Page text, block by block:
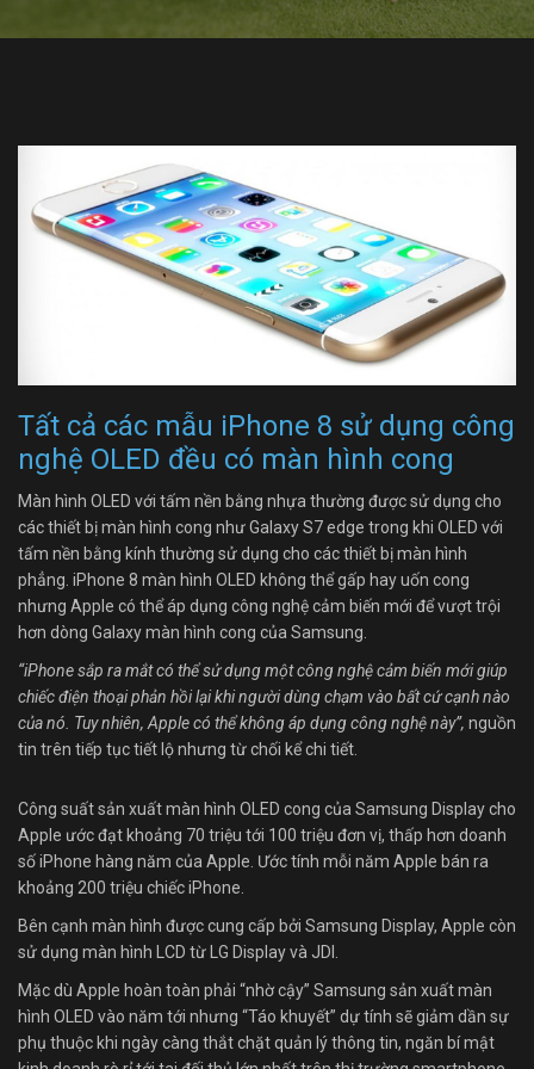
Tất cả các mẫu iPhone 8 sử dụng công
nghệ OLED đều có màn hình cong
Màn hình OLED với tấm nền bằng nhựa thường được sử dụng cho
các thiết bị màn hình cong như Galaxy S7 edge trong khi OLED với
tấm nền bằng kính thường sử dụng cho các thiết bị màn hình
phẳng. iPhone 8 màn hình OLED không thể gấp hay uốn cong
nhưng Apple có thể áp dụng công nghệ cảm biến mới để vượt trội
hơn dòng Galaxy màn hình cong của Samsung.
“iPhone sắp ra mắt có thể sử dụng một công nghệ cảm biến mới giúp
chiếc điện thoại phản hồi lại khi người dùng chạm vào bất cứ cạnh nào
của nó. Tuy nhiên, Apple có thể không áp dụng công nghệ này”, nguồn
tin trên tiếp tục tiết lộ nhưng từ chối kể chi tiết.
Công suất sản xuất màn hình OLED cong của Samsung Display cho
Apple ước đạt khoảng 70 triệu tới 100 triệu đơn vị, thấp hơn doanh
số iPhone hàng năm của Apple. Ước tính mỗi năm Apple bán ra
khoảng 200 triệu chiếc iPhone.
Bên cạnh màn hình được cung cấp bởi Samsung Display, Apple còn
sử dụng màn hình LCD từ LG Display và JDI.
Mặc dù Apple hoàn toàn phải “nhờ cậy” Samsung sản xuất màn
hình OLED vào năm tới nhưng “Táo khuyết” dự tính sẽ giảm dần sự
phụ thuộc khi ngày càng thắt chặt quản lý thông tin, ngăn bí mật